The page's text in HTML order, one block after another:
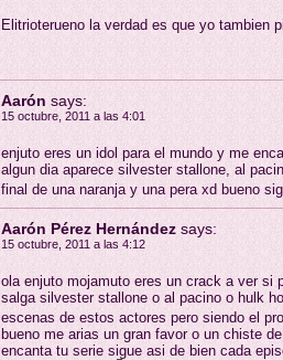
Elitrioterueno la verdad es que yo tambien
Aarón says:
15 octubre, 2011 a las 4:01
enjuto eres un idol para el mundo y me
algun dia aparece silvester stallone, al
final de una naranja y una pera xd bueno
Aarón Pérez Hernández says:
15 octubre, 2011 a las 4:12
ola enjuto mojamuto eres un crack a ver si
salga silvester stallone o al pacino o hulk
escenas de estos actores pero siendo el
bueno me arias un gran favor o un chiste
encanta tu serie sigue asi de bien cada